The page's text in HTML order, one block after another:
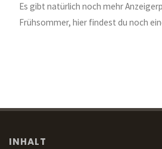
Es gibt natürlich noch mehr
Frühsommer, hier findest du noch
INHALT